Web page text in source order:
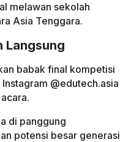
melawan sekolah
Asia Tenggara.
Langsung
babak final kompetisi
@edutech.asia
di panggung
potensi besar generasi